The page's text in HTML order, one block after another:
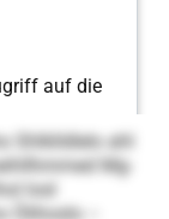
Shlklldlelo ahl
Mg-
losl
–